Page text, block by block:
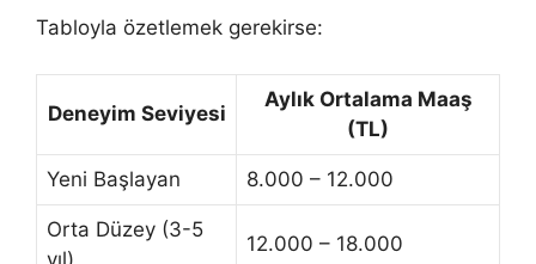
Tabloyla özetlemek gerekirse:
Deneyim Seviyesi
Aylık Ortalama Maaş
(TL)
Yeni Başlayan 8.000 – 12.000
Orta Düzey (3-5
yıl)
12.000 – 18.000